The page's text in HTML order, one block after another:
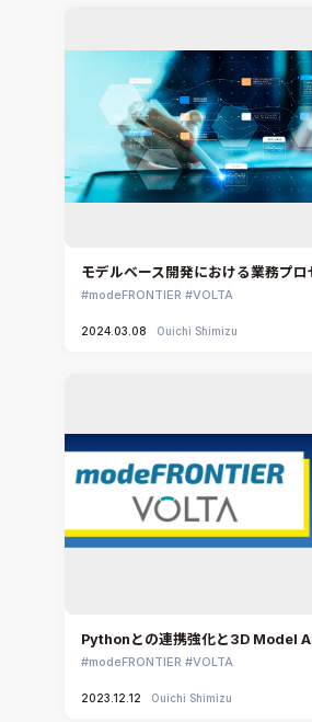
モデルベース開発における業務プ
modeFRONTIER VOLTA
2024.03.08 Ouichi Shimizu
Pythonとの連携強化と3D Model
modeFRONTIER VOLTA
2023.12.12 Ouichi Shimizu